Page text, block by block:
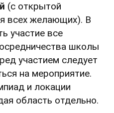
(с открытой
всех желающих). В
участие все
школы
участием следует
на мероприятие.
и локации
область отдельно.